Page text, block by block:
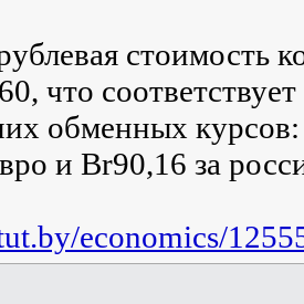
стоимость
что
обменных
и Br90,16 за
economics/